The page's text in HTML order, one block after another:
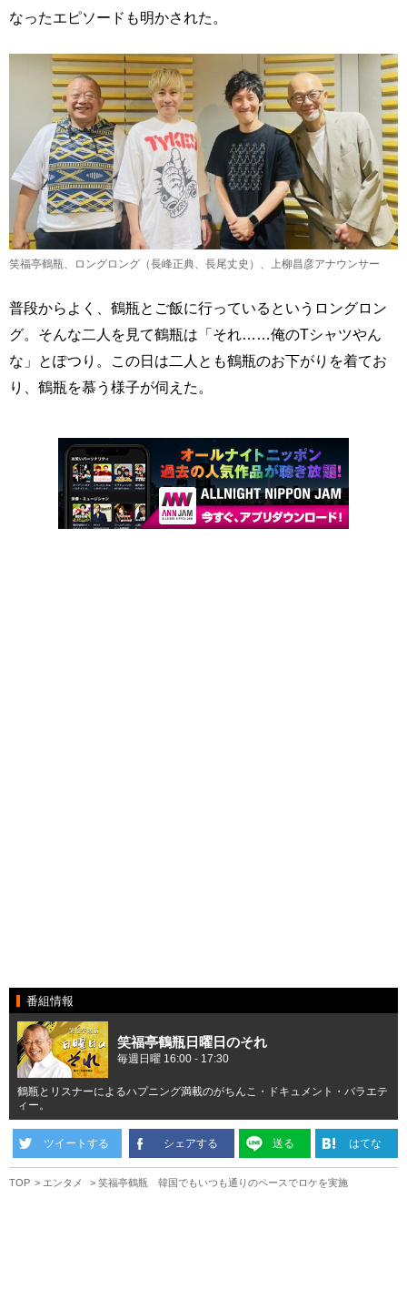
なったエピソードも明かされた。
笑福亭鶴瓶、ロングロング（長峰正典、長尾丈史）、上柳昌彦アナウンサー
普段からよく、鶴瓶とご飯に行っているというロングロン
グ。そんな二人を見て鶴瓶は「それ……俺のTシャツやん
な」とぽつり。この日は二人とも鶴瓶のお下がりを着てお
り、鶴瓶を慕う様子が伺えた。
番組情報
笑福亭鶴瓶日曜日のそれ
毎週日曜 16:00 - 17:30
鶴瓶とリスナーによるハプニング満載のがちんこ・ドキュメント・バラエテ
ィー。
ツイートする シェアする 送る はてな
TOP エンタメ 笑福亭鶴瓶 韓国でもいつも通りのペースでロケを実施